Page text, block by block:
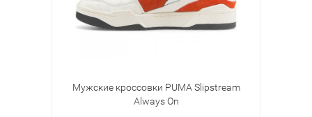
Мужские кроссовки PUMA Slipstream
Always On